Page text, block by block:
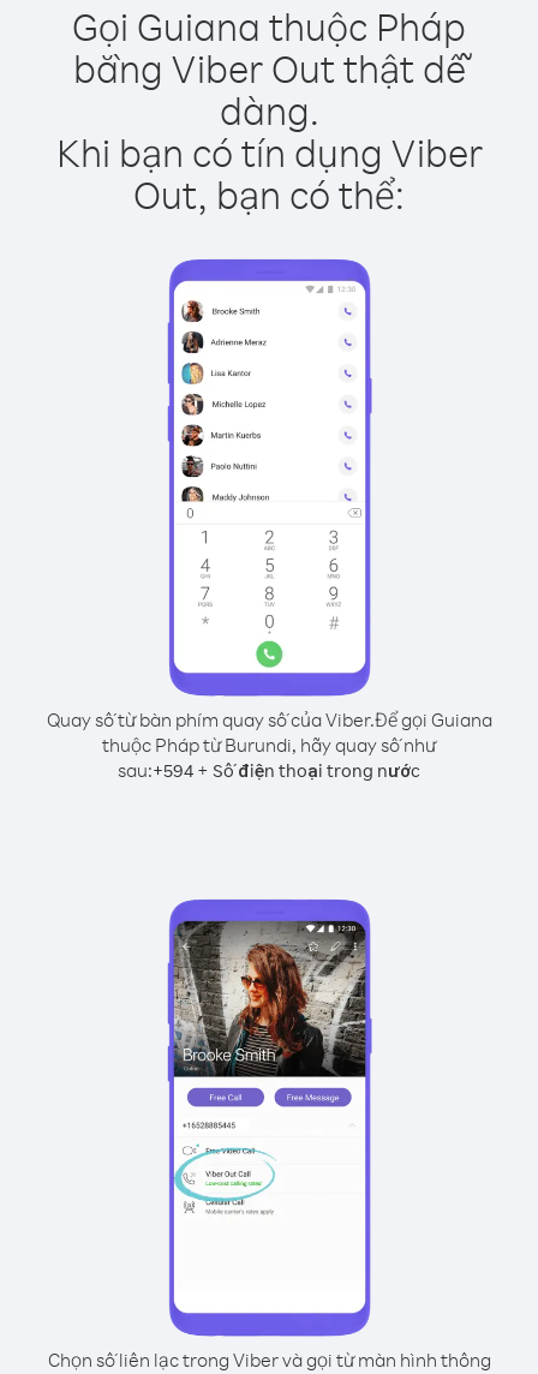
Gọi Guiana thuộc Pháp
bằng Viber Out thật dễ
dàng.
Khi bạn có tín dụng Viber
Out, bạn có thể:
Quay số từ bàn phím quay số của Viber.Để gọi Guiana
thuộc Pháp từ Burundi, hãy quay số như
sau:+594 + Số điện thoại trong nước
Chọn số liên lạc trong Viber và gọi từ màn hình thông